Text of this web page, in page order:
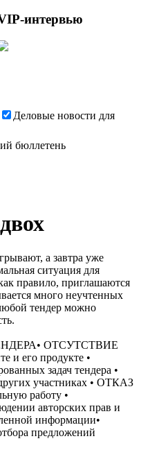
интервью
Деловые новости для
бюллетень
а завтра уже
ситуация для
правило, приглашаются
много неучтенных
тендер можно
ОТСУТСТВИЕ
и его продукте •
задач тендера •
участниках • ОТКАЗ
работу •
авторских прав и
информации•
предложений